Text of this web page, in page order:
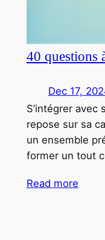
40 questions
Dec 17,
S’intégrer avec
repose sur sa
un ensemble
former un tout
Read more